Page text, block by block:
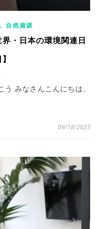
, 自然資源
・日本の環境関連日
09/18/2023